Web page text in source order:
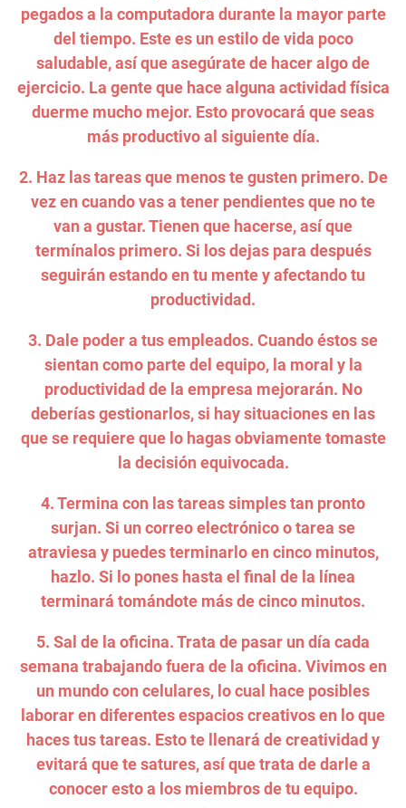
pegados a la computadora durante la mayor parte
del tiempo. Este es un estilo de vida poco
saludable, así que asegúrate de hacer algo de
ejercicio. La gente que hace alguna actividad física
duerme mucho mejor. Esto provocará que seas
más productivo al siguiente día.
2. Haz las tareas que menos te gusten primero. De
vez en cuando vas a tener pendientes que no te
van a gustar. Tienen que hacerse, así que
termínalos primero. Si los dejas para después
seguirán estando en tu mente y afectando tu
productividad.
3. Dale poder a tus empleados. Cuando éstos se
sientan como parte del equipo, la moral y la
productividad de la empresa mejorarán. No
deberías gestionarlos, si hay situaciones en las
que se requiere que lo hagas obviamente tomaste
la decisión equivocada.
4. Termina con las tareas simples tan pronto
surjan. Si un correo electrónico o tarea se
atraviesa y puedes terminarlo en cinco minutos,
hazlo. Si lo pones hasta el final de la línea
terminará tomándote más de cinco minutos.
5. Sal de la oficina. Trata de pasar un día cada
semana trabajando fuera de la oficina. Vivimos en
un mundo con celulares, lo cual hace posibles
laborar en diferentes espacios creativos en lo que
haces tus tareas. Esto te llenará de creatividad y
evitará que te satures, así que trata de darle a
conocer esto a los miembros de tu equipo.